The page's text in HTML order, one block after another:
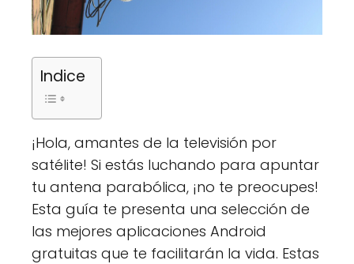
Indice
¡Hola, amantes de la televisión por
satélite! Si estás luchando para apuntar
tu antena parabólica, ¡no te preocupes!
Esta guía te presenta una selección de
las mejores aplicaciones Android
gratuitas que te facilitarán la vida. Estas